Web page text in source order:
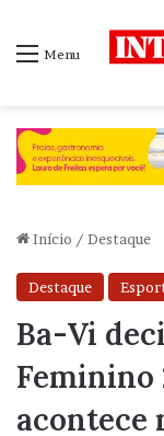
Menu
Início / Destaque
Destaque
Ba-Vi
Feminino
acontece